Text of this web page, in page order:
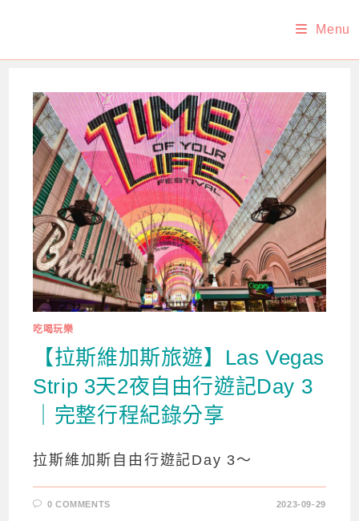
Menu
吃喝玩樂
【拉斯維加斯旅遊】Las Vegas
Strip 3天2夜自由行遊記Day 3
｜完整行程紀錄分享
拉斯維加斯自由行遊記Day 3～
0 COMMENTS 2023-09-29